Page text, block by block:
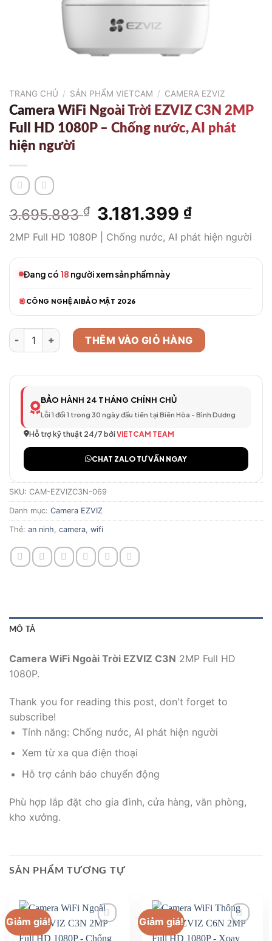
TRANG CHỦ / SẢN PHẨM VIETCAM / CAMERA EZVIZ
Camera WiFi Ngoài Trời EZVIZ C3N 2MP
Full HD 1080P – Chống nước, AI phát
hiện người
3.695.883₫
Giá
gốc
là:
3.695.883 ₫.
3.181.399 ₫Giá
tại
là:
2MP Full HD 1080P | Chống nước, AI phát hiện người
Đang có 18 người xem sản phẩm này
CÔNG NGHỆ AIBẢO MẬT 2026
Camera WiFi Ngoài Trời EZVIZ C3N 2MP Full HD 1080P -
THÊM VÀO GIỎ HÀNG
BẢO HÀNH 24 THÁNG CHÍNH CHỦ
Lỗi 1 đổi 1 trong 30 ngày đầu tiên tại Biên Hòa - Bình Dương
Hỗ trợ kỹ thuật 24/7 bởi VIETCAM TEAM
CHAT ZALO TƯ VẤN NGAY
SKU: CAM-EZVIZC3N-069
Danh mục: Camera EZVIZ
Thẻ: an ninh camera wifi
MÔ TẢ
Camera WiFi Ngoài Trời EZVIZ C3N 2MP Full HD
1080P.
Thank you for reading this post, don't forget to
subscribe!
Tính năng: Chống nước, AI phát hiện người
Xem từ xa qua điện thoại
Hỗ trợ cảnh báo chuyển động
Phù hợp lắp đặt cho gia đình, cửa hàng, văn phòng,
kho xưởng.
SẢN PHẨM TƯƠNG TỰ
Giảm giá! Giảm giá!